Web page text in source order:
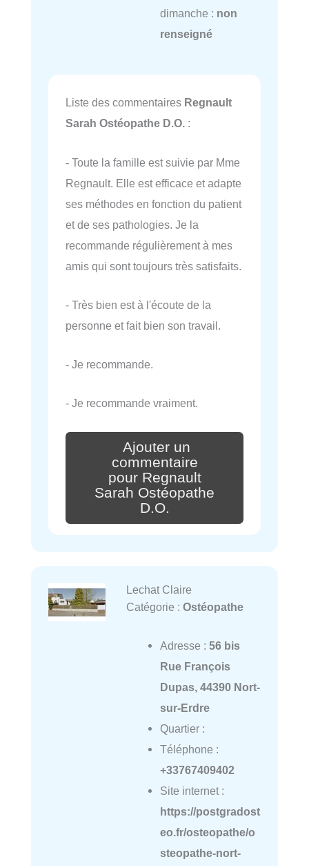
dimanche : non
renseigné
Liste des commentaires Regnault
Sarah Ostéopathe D.O. :
- Toute la famille est suivie par Mme
Regnault. Elle est efficace et adapte
ses méthodes en fonction du patient
et de ses pathologies. Je la
recommande régulièrement à mes
amis qui sont toujours très satisfaits.
- Très bien est à l'écoute de la
personne et fait bien son travail.
- Je recommande.
- Je recommande vraiment.
Ajouter un
commentaire
pour Regnault
Sarah Ostéopathe
D.O.
Lechat Claire
Catégorie : Ostéopathe
Adresse : 56 bis
Rue François
Dupas, 44390 Nort-
sur-Erdre
Quartier :
Téléphone :
+33767409402
Site internet :
https://postgradost
eo.fr/osteopathe/o
steopathe-nort-